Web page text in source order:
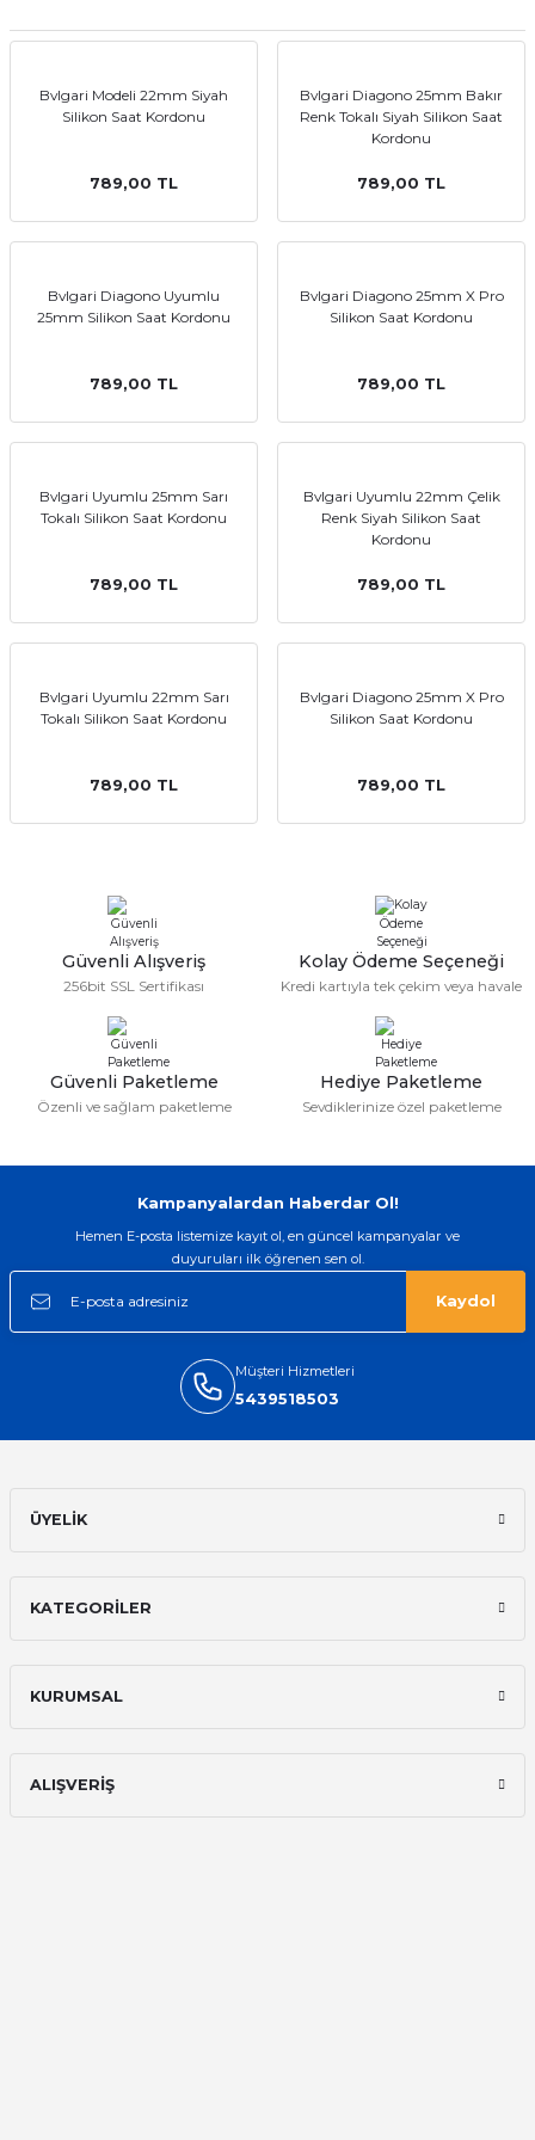
Pili
Bvlgari Modeli 22mm Siyah
Silikon Saat Kordonu
789,00 TL
Bvlgari Diagono 25mm Bakır
Renk Tokalı Siyah Silikon Saat
Kordonu
789,00 TL
Bvlgari Diagono Uyumlu
25mm Silikon Saat Kordonu
789,00 TL
Bvlgari Diagono 25mm X Pro
Silikon Saat Kordonu
789,00 TL
Bvlgari Uyumlu 25mm Sarı
Tokalı Silikon Saat Kordonu
789,00 TL
Bvlgari Uyumlu 22mm Çelik
Renk Siyah Silikon Saat
Kordonu
789,00 TL
Bvlgari Uyumlu 22mm Sarı
Tokalı Silikon Saat Kordonu
789,00 TL
Bvlgari Diagono 25mm X Pro
Silikon Saat Kordonu
789,00 TL
Güvenli Alışveriş
256bit SSL Sertifikası
Kolay Ödeme Seçeneği
Kredi kartıyla tek çekim veya havale
Güvenli Paketleme
Özenli ve sağlam paketleme
Hediye Paketleme
Sevdiklerinize özel paketleme
Kampanyalardan Haberdar Ol!
Hemen E-posta listemize kayıt ol, en güncel kampanyalar ve
duyuruları ilk öğrenen sen ol.
Kaydol
Müşteri Hizmetleri
5439518503
ÜYELİK
KATEGORİLER
KURUMSAL
ALIŞVERİŞ